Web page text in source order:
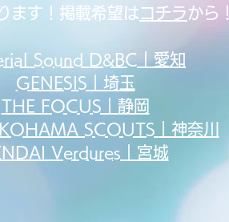
ます！ 掲載希望はコチラ から！
Sound D&BC｜愛知
GENESIS｜埼玉
THE FOCUS｜静岡
SCOUTS｜神奈川
Verdures｜宮城